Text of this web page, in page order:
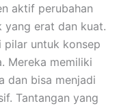
aktif perubahan
erat dan kuat.
pilar untuk konsep
Mereka memiliki
dan bisa menjadi
Tantangan yang